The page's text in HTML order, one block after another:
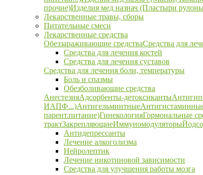
прочие)Изделия мед назнач (Пластыри
Лекарственные травы, сборы
Питательные смеси
Лекарственные средства
Обеззараживающие средстваСредства для
Средства для лечения костей
Средства для лечения суставов
Средства для лечения боли, температуры
Боль и спазмы
Обезболивающие средства
АнестезияАдсорбенты-детоксиканты
ИАПФ...)Антигельминтные
парент.питание)ГинекологияГормональные
трактЗакрепляющиеИммуномодуляторы
Антидепрессанты
Лечение алкоголизма
Нейролептик
Лечение никотиновой зависимости
Средства для улучшения работы мозга